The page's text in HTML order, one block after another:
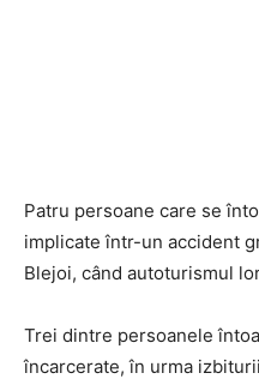
Patru persoane care se
implicate într-un accident
Blejoi, când autoturismul
Trei dintre persoanele
încarcerate, în urma